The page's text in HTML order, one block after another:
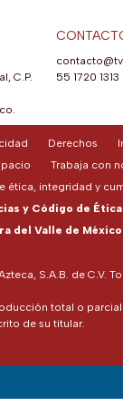
C.P.
55 1720 1313
S.A.B. de C.V.
total o
de su titular.
Derechos
Trabaja con
ética, integridad y
y Código de
del Valle de México